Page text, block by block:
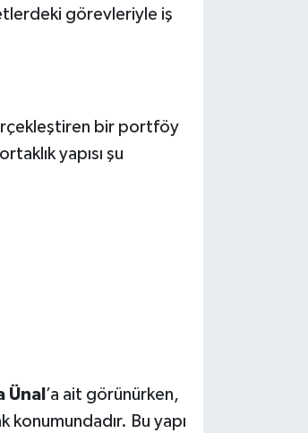
görevleriyle iş
bir portföy
yapısı şu
Ünal ’a ait görünürken,
Bu yapı